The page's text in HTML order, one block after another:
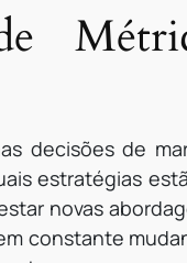
decisões de
estratégias
novas
constante